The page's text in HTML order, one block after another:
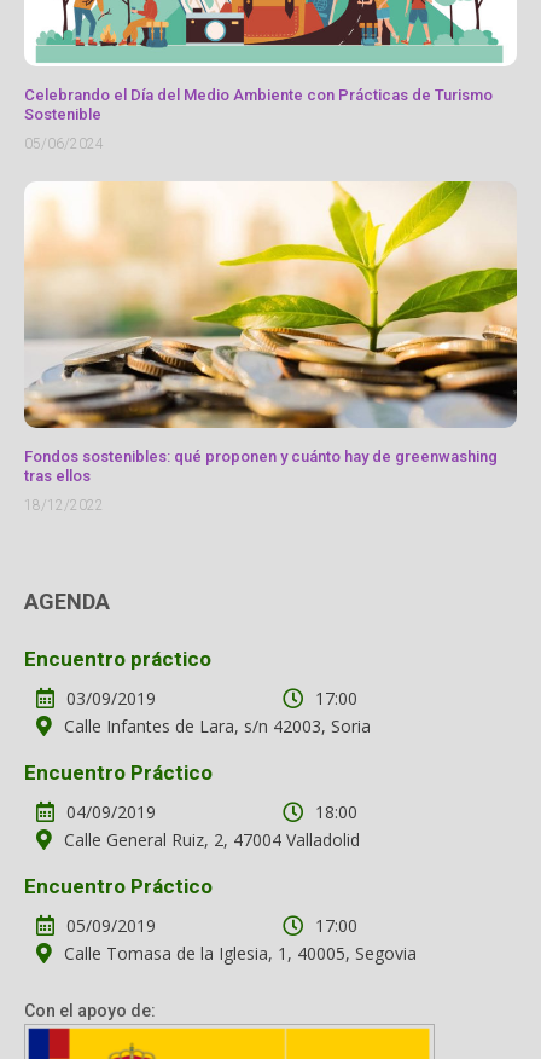
Celebrando el Día del Medio Ambiente con Prácticas de Turismo
Sostenible
05/06/2024
Fondos sostenibles: qué proponen y cuánto hay de greenwashing
tras ellos
18/12/2022
AGENDA
Encuentro práctico
03/09/2019
17:00
Calle Infantes de Lara, s/n 42003, Soria
Encuentro Práctico
04/09/2019
18:00
Calle General Ruiz, 2, 47004 Valladolid
Encuentro Práctico
05/09/2019
17:00
Calle Tomasa de la Iglesia, 1, 40005, Segovia
Con el apoyo de: